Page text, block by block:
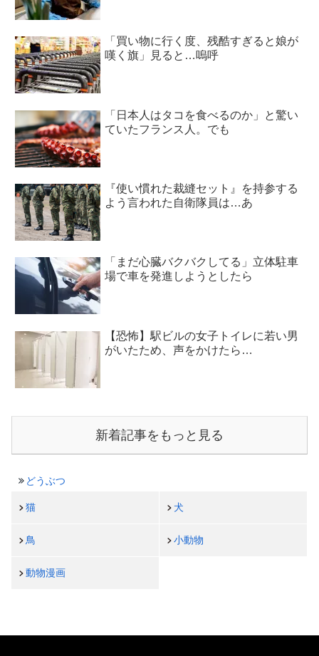
「買い物に行く度、残酷すぎると娘が
嘆く旗」見ると…嗚呼
「日本人はタコを食べるのか」と驚い
ていたフランス人。でも
『使い慣れた裁縫セット』を持参する
よう言われた自衛隊員は…あ
「まだ心臓バクバクしてる」立体駐車
場で車を発進しようとしたら
【恐怖】駅ビルの女子トイレに若い男
がいたため、声をかけたら…
新着記事をもっと見る
どうぶつ
猫 犬
鳥 小動物
動物漫画